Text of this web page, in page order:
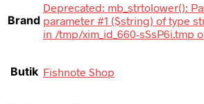
Brand
Deprecated: mb_strtolower():
parameter #1 ($string) of type
in /tmp/xim_id_660-sSsP6i.tmp
Butik Fishnote Shop